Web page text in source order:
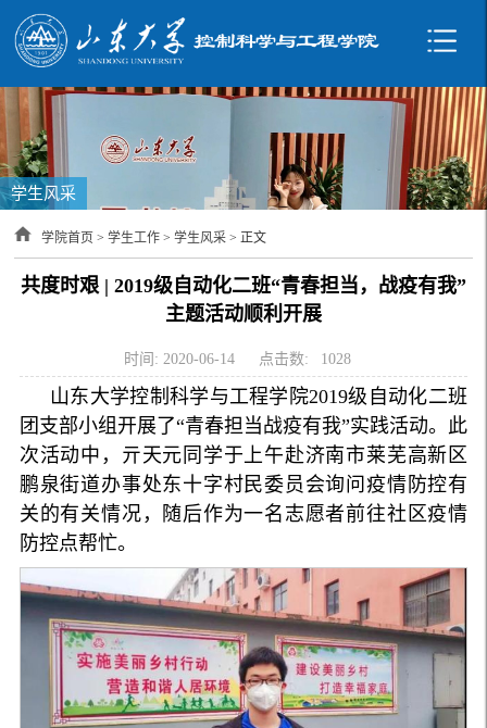
学生风采
学院首页 >学生工作 >学生风采 > 正文
共度时艰 | 2019级自动化二班“青春担当，战疫有我”
主题活动顺利开展
时间: 2020-06-14 点击数: 1028
山东大学控制科学与工程学院2019级自动化二班
团支部小组开展了“青春担当战疫有我”实践活动。此
次活动中，亓天元同学于上午赴济南市莱芜高新区
鹏泉街道办事处东十字村民委员会询问疫情防控有
关的有关情况，随后作为一名志愿者前往社区疫情
防控点帮忙。